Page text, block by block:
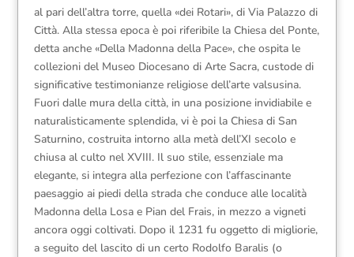
al pari dell’altra torre, quella «dei Rotari», di Via Palazzo di
Città. Alla stessa epoca è poi riferibile la Chiesa del Ponte,
detta anche «Della Madonna della Pace», che ospita le
collezioni del Museo Diocesano di Arte Sacra, custode di
significative testimonianze religiose dell’arte valsusina.
Fuori dalle mura della città, in una posizione invidiabile e
naturalisticamente splendida, vi è poi la Chiesa di San
Saturnino, costruita intorno alla metà dell’XI secolo e
chiusa al culto nel XVIII. Il suo stile, essenziale ma
elegante, si integra alla perfezione con l’affascinante
paesaggio ai piedi della strada che conduce alle località
Madonna della Losa e Pian del Frais, in mezzo a vigneti
ancora oggi coltivati. Dopo il 1231 fu oggetto di migliorie,
a seguito del lascito di un certo Rodolfo Baralis (o